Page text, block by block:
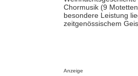
Chormusik (9
besondere Leistung
zeitgenössischem
Anzeige